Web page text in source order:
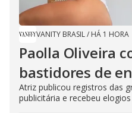
VANITY BRASIL/ HÁ 1 HORA
Paolla Oliveira
bastidores de
Atriz publicou registros das
publicitária e recebeu